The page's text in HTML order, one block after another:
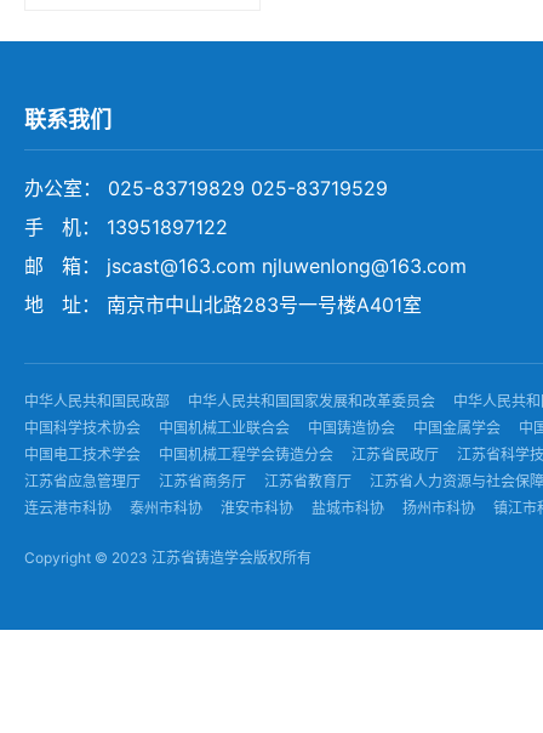
联系我们
办公室： 025-83719829 025-83719529
手 机： 13951897122
邮 箱： jscast@163.com njluwenlong@163.com
地 址： 南京市中山北路283号一号楼A401室
中华人民共和国民政部 中华人民共和国国家发展和改革委员会
中华人民共
中国科学技术协会
中国机械工业联合会 中国铸造协会 中国金属学会
中
中国电工技术学会
中国机械工程学会铸造分会 江苏省民政厅
江苏省科学
江苏省应急管理厅
江苏省商务厅 江苏省教育厅
江苏省人力资源与社会保
连云港市科协
泰州市科协 淮安市科协 盐城市科协 扬州市科协 镇江市
Copyright © 2023 江苏省铸造学会版权所有